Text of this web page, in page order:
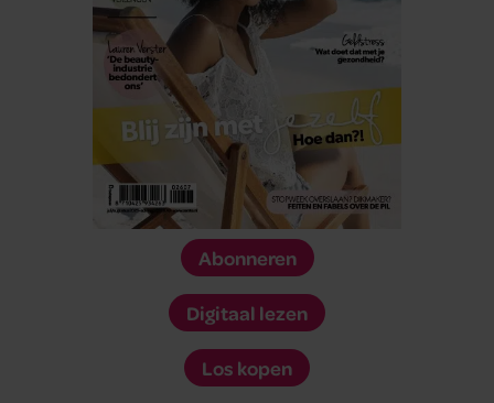
Abonneren
Digitaal lezen
Los kopen